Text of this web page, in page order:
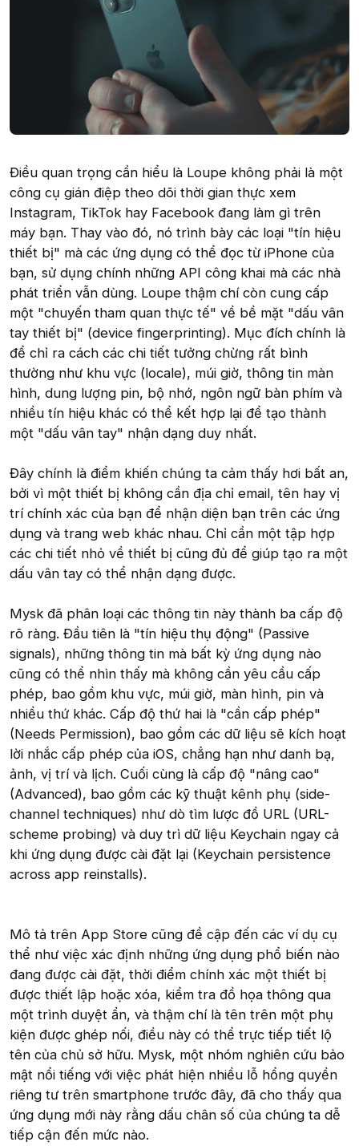
Điều quan trọng cần hiểu là Loupe không phải là một
công cụ gián điệp theo dõi thời gian thực xem
Instagram, TikTok hay Facebook đang làm gì trên
máy bạn. Thay vào đó, nó trình bày các loại "tín hiệu
thiết bị" mà các ứng dụng có thể đọc từ iPhone của
bạn, sử dụng chính những API công khai mà các nhà
phát triển vẫn dùng. Loupe thậm chí còn cung cấp
một "chuyến tham quan thực tế" về bề mặt "dấu vân
tay thiết bị" (device fingerprinting). Mục đích chính là
để chỉ ra cách các chi tiết tưởng chừng rất bình
thường như khu vực (locale), múi giờ, thông tin màn
hình, dung lượng pin, bộ nhớ, ngôn ngữ bàn phím và
nhiều tín hiệu khác có thể kết hợp lại để tạo thành
một "dấu vân tay" nhận dạng duy nhất.
Đây chính là điểm khiến chúng ta cảm thấy hơi bất an,
bởi vì một thiết bị không cần địa chỉ email, tên hay vị
trí chính xác của bạn để nhận diện bạn trên các ứng
dụng và trang web khác nhau. Chỉ cần một tập hợp
các chi tiết nhỏ về thiết bị cũng đủ để giúp tạo ra một
dấu vân tay có thể nhận dạng được.
Mysk đã phân loại các thông tin này thành ba cấp độ
rõ ràng. Đầu tiên là "tín hiệu thụ động" (Passive
signals), những thông tin mà bất kỳ ứng dụng nào
cũng có thể nhìn thấy mà không cần yêu cầu cấp
phép, bao gồm khu vực, múi giờ, màn hình, pin và
nhiều thứ khác. Cấp độ thứ hai là "cần cấp phép"
(Needs Permission), bao gồm các dữ liệu sẽ kích hoạt
lời nhắc cấp phép của iOS, chẳng hạn như danh bạ,
ảnh, vị trí và lịch. Cuối cùng là cấp độ "nâng cao"
(Advanced), bao gồm các kỹ thuật kênh phụ (side-
channel techniques) như dò tìm lược đồ URL (URL-
scheme probing) và duy trì dữ liệu Keychain ngay cả
khi ứng dụng được cài đặt lại (Keychain persistence
across app reinstalls).
Mô tả trên App Store cũng đề cập đến các ví dụ cụ
thể như việc xác định những ứng dụng phổ biến nào
đang được cài đặt, thời điểm chính xác một thiết bị
được thiết lập hoặc xóa, kiểm tra đồ họa thông qua
một trình duyệt ẩn, và thậm chí là tên trên một phụ
kiện được ghép nối, điều này có thể trực tiếp tiết lộ
tên của chủ sở hữu. Mysk, một nhóm nghiên cứu bảo
mật nổi tiếng với việc phát hiện nhiều lỗ hổng quyền
riêng tư trên smartphone trước đây, đã cho thấy qua
ứng dụng mới này rằng dấu chân số của chúng ta dễ
tiếp cận đến mức nào.